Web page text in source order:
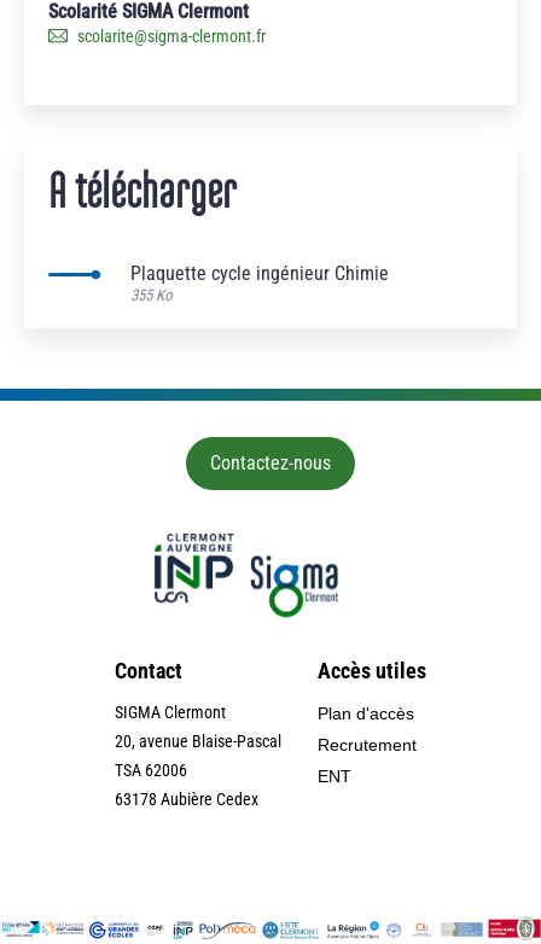
Scolarité SIGMA Clermont
scolarite@sigma-clermont.fr
A télécharger
Plaquette cycle ingénieur Chimie
355 Ko
Contactez-nous
Contact
SIGMA Clermont
20, avenue Blaise-Pascal
TSA 62006
63178 Aubière Cedex
Accès utiles
Plan d'accès
Recrutement
ENT